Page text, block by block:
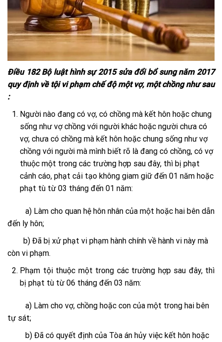
Điều 182 Bộ luật hình sự 2015 sửa đổi bổ sung năm 2017
quy định về tội vi phạm chế độ một vợ, một chồng như sau
:
Người nào đang có vợ, có chồng mà kết hôn hoặc chung
sống như vợ chồng với người khác hoặc người chưa có
vợ, chưa có chồng mà kết hôn hoặc chung sống như vợ
chồng với người mà mình biết rõ là đang có chồng, có vợ
thuộc một trong các trường hợp sau đây, thì bị phạt
cảnh cáo, phạt cải tạo không giam giữ đến 01 năm hoặc
phạt tù từ 03 tháng đến 01 năm:
a) Làm cho quan hệ hôn nhân của một hoặc hai bên dẫn
đến ly hôn;
b) Đã bị xử phạt vi phạm hành chính về hành vi này mà
còn vi phạm.
Phạm tội thuộc một trong các trường hợp sau đây, thì
bị phạt tù từ 06 tháng đến 03 năm:
a) Làm cho vợ, chồng hoặc con của một trong hai bên
tự sát;
b) Đã có quyết định của Tòa án hủy việc kết hôn hoặc